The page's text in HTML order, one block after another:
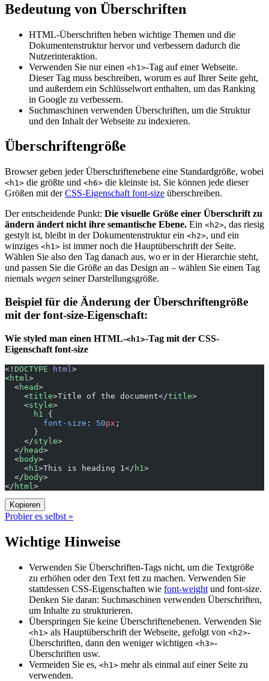
Bedeutung von Überschriften
HTML-Überschriften heben wichtige Themen und die
Dokumentenstruktur hervor und verbessern dadurch die
Nutzerinteraktion.
Verwenden Sie nur einen <h1>-Tag auf einer Webseite.
Dieser Tag muss beschreiben, worum es auf Ihrer Seite geht,
und außerdem ein Schlüsselwort enthalten, um das Ranking
in Google zu verbessern.
Suchmaschinen verwenden Überschriften, um die Struktur
und den Inhalt der Webseite zu indexieren.
Überschriftengröße
Browser geben jeder Überschriftenebene eine Standardgröße, wobei
<h1> die größte und <h6> die kleinste ist. Sie können jede dieser
Größen mit derCSS-Eigenschaft font-size überschreiben.
Der entscheidende Punkt: Die visuelle Größe einer Überschrift zu
ändern ändert nicht ihre semantische Ebene. Ein <h2>, das riesig
gestylt ist, bleibt in der Dokumentenstruktur ein <h2>, und ein
winziges <h1> ist immer noch die Hauptüberschrift der Seite.
Wählen Sie also den Tag danach aus, wo er in der Hierarchie steht,
und passen Sie die Größe an das Design an – wählen Sie einen Tag
niemals wegen seiner Darstellungsgröße.
Beispiel für die Änderung der Überschriftengröße
mit der font-size-Eigenschaft:
Wie styled man einen HTML-<h1>-Tag mit der CSS-
Eigenschaft font-size
<! DOCTYPE html >
<html >
  <
head>
    <
title>Title of the document</title>
    <
style>
      h1
{
        font-size
: 50px ;
      }
    </
style>
  </
head>
  <
body>
    <
h1 >This is heading 1</ h1 >
  </
body>
</ html >
Kopieren
Probier es selbst »
Wichtige Hinweise
Verwenden Sie Überschriften-Tags nicht, um die Textgröße
zu erhöhen oder den Text fett zu machen. Verwenden Sie
stattdessen CSS-Eigenschaften wie font-weight und font-size.
Denken Sie daran: Suchmaschinen verwenden Überschriften,
um Inhalte zu strukturieren.
Überspringen Sie keine Überschriftenebenen. Verwenden Sie
<h1> als Hauptüberschrift der Webseite, gefolgt von <h2>-
Überschriften, dann den weniger wichtigen <h3>-
Überschriften usw.
Vermeiden Sie es, <h1> mehr als einmal auf einer Seite zu
verwenden.